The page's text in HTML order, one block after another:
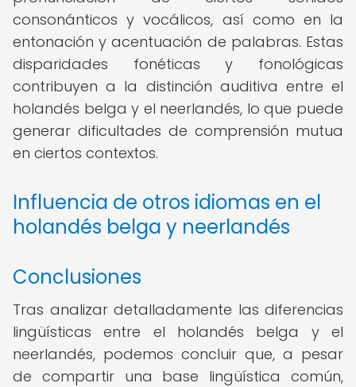
consonánticos y vocálicos, así como en la
entonación y acentuación de palabras. Estas
disparidades fonéticas y fonológicas
contribuyen a la distinción auditiva entre el
holandés belga y el neerlandés, lo que puede
generar dificultades de comprensión mutua
en ciertos contextos.
Influencia de otros idiomas en el
holandés belga y neerlandés
Conclusiones
Tras analizar detalladamente las diferencias
lingüísticas entre el holandés belga y el
neerlandés, podemos concluir que, a pesar
de compartir una base lingüística común,